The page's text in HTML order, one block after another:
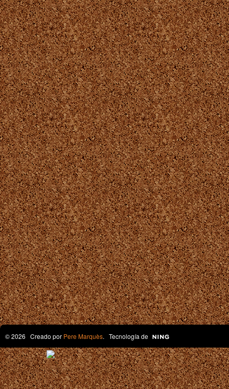
© 2026 Creado por Pere Marquès. Tecnología de